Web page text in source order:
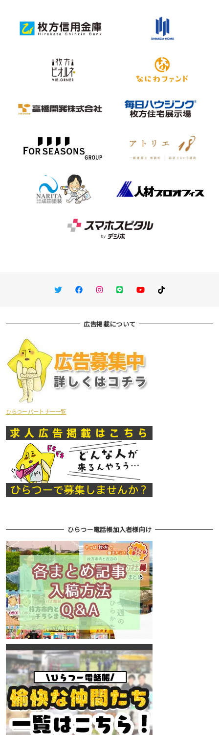
TwitterFacebookInstagram
LINE You TubeTikTok
広告掲載について
ひらつーパートナー一覧
ひらつー電話帳加入者様向け